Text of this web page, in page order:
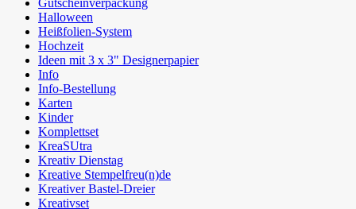
Halloween
Heißfolien-System
Hochzeit
Ideen mit 3 x 3" Designerpapier
Info
Info-Bestellung
Karten
Kinder
Komplettset
KreaSUtra
Kreativ Dienstag
Kreative Stempelfreu(n)de
Kreativer Bastel-Dreier
Kreativset